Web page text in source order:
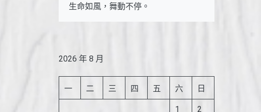
生命如風，舞動不停。
2026 年 8 月
一 二 三 四 五 六 日
1 2